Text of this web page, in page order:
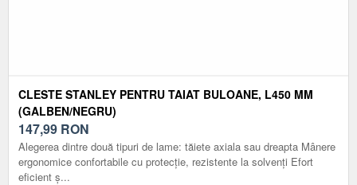
CLESTE STANLEY PENTRU TAIAT BULOANE, L450 MM
(GALBEN/NEGRU)
147,99 RON
Alegerea dintre două tipuri de lame: tăiete axiala sau dreapta Mânere
ergonomice confortabile cu protecție, rezistente la solvenți Efort
eficient ș...